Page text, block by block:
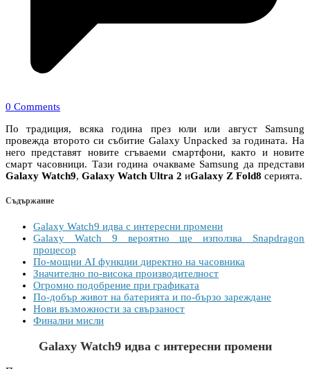
0 Comments
По традиция, всяка година през юли или август Samsung
провежда второто си събитие Galaxy Unpacked за годината. На
него представят новите сгъваеми смартфони, както и новите
смарт часовници. Тази година очакваме Samsung да представи
Galaxy Watch9, Galaxy Watch Ultra 2 иGalaxy Z Fold8 серията.
Съдържание
Galaxy Watch9 идва с интересни промени
Galaxy Watch 9 вероятно ще използва Snapdragon
процесор
По-мощни AI функции директно на часовника
Значително по-висока производителност
Огромно подобрение при графиката
По-добър живот на батерията и по-бързо зареждане
Нови възможности за свързаност
Финални мисли
Galaxy Watch9 идва с интересни промени